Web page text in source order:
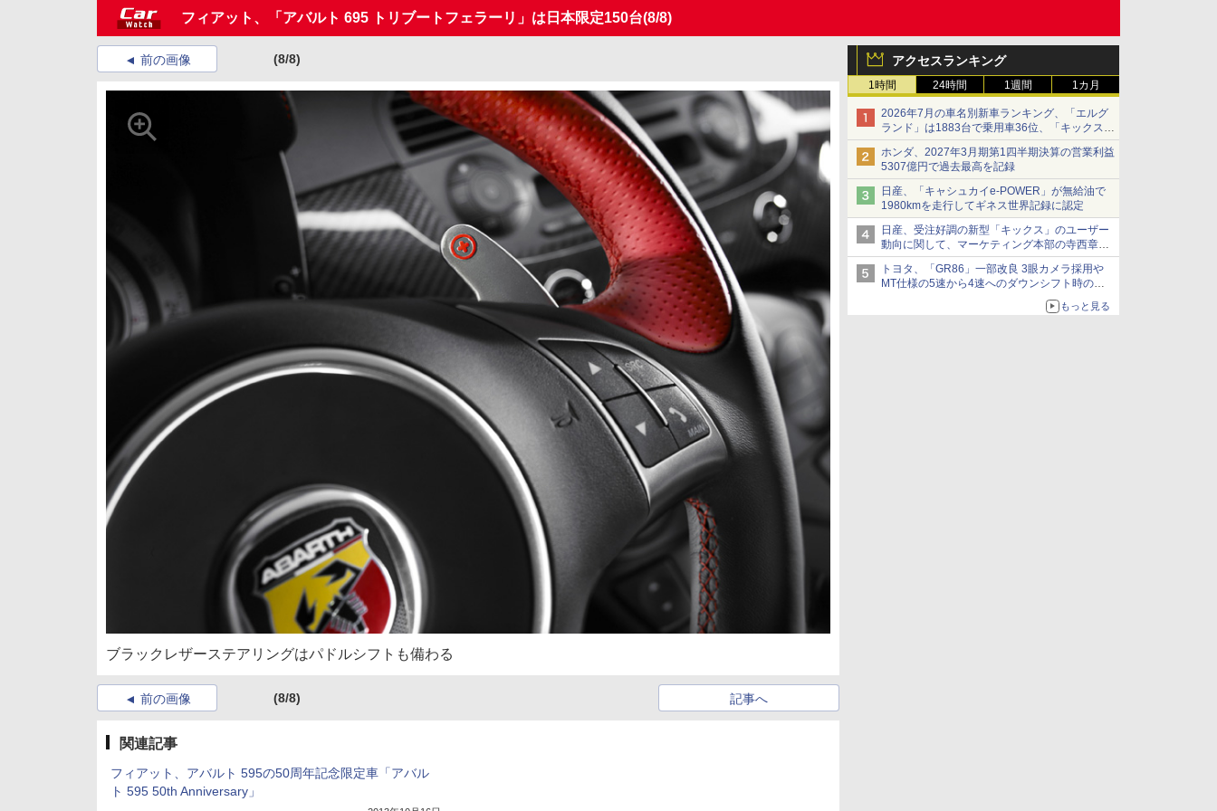
フィアット、「アバルト 695 トリブートフェラーリ」は日本限定150台(8/8)
アクセスランキング
1時間 24時間 1週間 1カ月
2026年7月の車名別新車ランキング、「エルグ
ランド」は1883台で乗用車36位、「キックス」
は2591台で27位に
ホンダ、2027年3月期第1四半期決算の営業利益
5307億円で過去最高を記録
日産、「キャシュカイe-POWER」が無給油で
1980kmを走行してギネス世界記録に認定
日産、受注好調の新型「キックス」のユーザー
動向に関して、マーケティング本部の寺西章氏
が解説
トヨタ、「GR86」一部改良 3眼カメラ採用や
MT仕様の5速から4速へのダウンシフト時の操
もっと見る
前の画像 (8/8)
ブラックレザーステアリングはパドルシフトも備わる
前の画像 (8/8) 記事へ
関連記事
フィアット、アバルト 595の50周年記念限定車「アバル
ト 595 50th Anniversary」